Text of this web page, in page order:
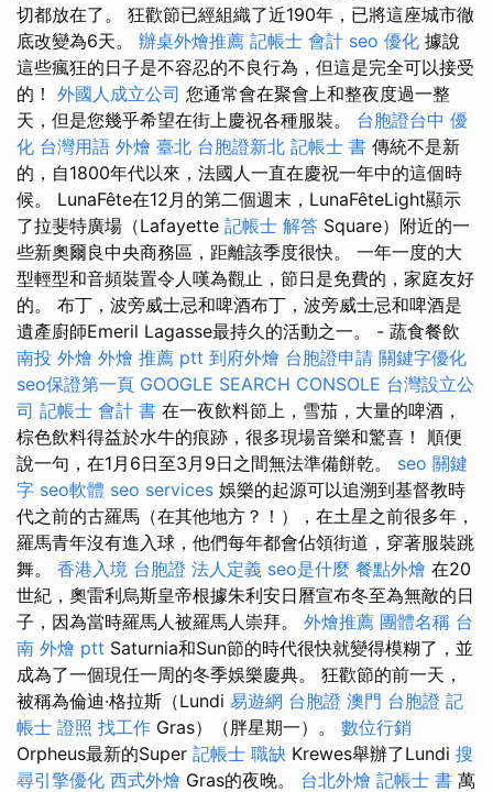
切都放在了。 狂歡節已經組織了近190年，已將這座城市徹
底改變為6天。 辦桌外燴推薦 記帳士 會計 seo 優化 據說
這些瘋狂的日子是不容忍的不良行為，但這是完全可以接受
的！ 外國人成立公司 您通常會在聚會上和整夜度過一整
天，但是您幾乎希望在街上慶祝各種服裝。 台胞證台中 優
化 台灣用語 外燴 臺北 台胞證新北 記帳士 書 傳統不是新
的，自1800年代以來，法國人一直在慶祝一年中的這個時
候。 LunaFête在12月的第二個週末，LunaFêteLight顯示
了拉斐特廣場（Lafayette 記帳士 解答 Square）附近的一
些新奧爾良中央商務區，距離該季度很快。 一年一度的大
型輕型和音頻裝置令人嘆為觀止，節日是免費的，家庭友好
的。 布丁，波旁威士忌和啤酒布丁，波旁威士忌和啤酒是
遺產廚師Emeril Lagasse最持久的活動之一。 - 蔬食餐飲
南投 外燴 外燴 推薦 ptt 到府外燴 台胞證申請 關鍵字優化
seo保證第一頁 GOOGLE SEARCH CONSOLE 台灣設立公
司 記帳士 會計 書 在一夜飲料節上，雪茄，大量的啤酒，
棕色飲料得益於水牛的痕跡，很多現場音樂和驚喜！ 順便
說一句，在1月6日至3月9日之間無法準備餅乾。 seo 關鍵
字 seo軟體 seo services 娛樂的起源可以追溯到基督教時
代之前的古羅馬（在其他地方？！），在土星之前很多年，
羅馬青年沒有進入球，他們每年都會佔領街道，穿著服裝跳
舞。 香港入境 台胞證 法人定義 seo是什麼 餐點外燴 在20
世紀，奧雷利烏斯皇帝根據朱利安日曆宣布冬至為無敵的日
子，因為當時羅馬人被羅馬人崇拜。 外燴推薦 團體名稱 台
南 外燴 ptt Saturnia和Sun節的時代很快就變得模糊了，並
成為了一個現任一周的冬季娛樂慶典。 狂歡節的前一天，
被稱為倫迪·格拉斯（Lundi 易遊網 台胞證 澳門 台胞證 記
帳士 證照 找工作 Gras）（胖星期一）。 數位行銷
Orpheus最新的Super 記帳士 職缺 Krewes舉辦了Lundi 搜
尋引擎優化 西式外燴 Gras的夜晚。 台北外燴 記帳士 書 萬